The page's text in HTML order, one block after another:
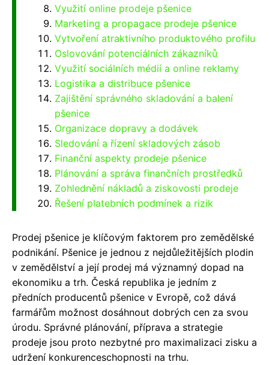
Využití online prodeje pšenice
Marketing a propagace prodeje pšenice
Vytvoření atraktivního produktového profilu
Oslovování potenciálních zákazníků
Využití sociálních médií a online reklamy
Logistika a distribuce pšenice
Zajištění správného skladování a balení
pšenice
Organizace dopravy a dodávek
Sledování a řízení skladových zásob
Finanční aspekty prodeje pšenice
Plánování a správa finančních prostředků
Zohlednění nákladů a ziskovosti prodeje
Řešení platebních podmínek a rizik
Prodej pšenice je klíčovým faktorem pro zemědělské
podnikání. Pšenice je jednou z nejdůležitějších plodin
v zemědělství a její prodej má významný dopad na
ekonomiku a trh. Česká republika je jedním z
předních producentů pšenice v Evropě, což dává
farmářům možnost dosáhnout dobrých cen za svou
úrodu. Správné plánování, příprava a strategie
prodeje jsou proto nezbytné pro maximalizaci zisku a
udržení konkurenceschopnosti na trhu.